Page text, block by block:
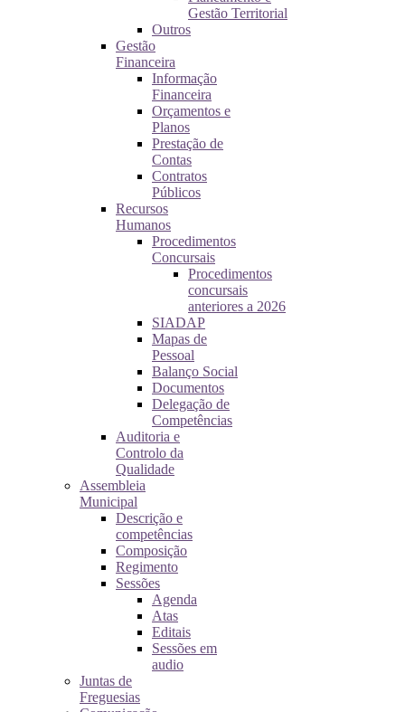
Gestão Territorial
Outros
Gestão
Financeira
Informação
Financeira
Orçamentos e
Planos
Prestação de
Contas
Contratos
Públicos
Recursos
Humanos
Procedimentos
Concursais
Procedimentos
concursais
anteriores a 2026
SIADAP
Mapas de
Pessoal
Balanço Social
Documentos
Delegação de
Competências
Auditoria e
Controlo da
Qualidade
Assembleia
Municipal
Descrição e
competências
Composição
Regimento
Sessões
Agenda
Atas
Editais
Sessões em
audio
Juntas de
Freguesias